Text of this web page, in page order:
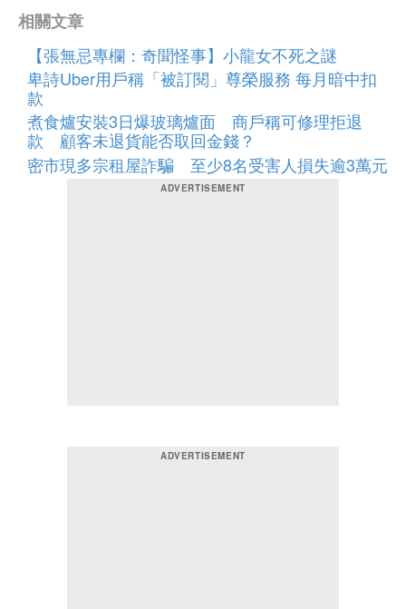
相關文章
【張無忌專欄：奇聞怪事】小龍女不死之謎
卑詩Uber用戶稱「被訂閱」尊榮服務 每月暗中扣
款
煮食爐安裝3日爆玻璃爐面 商戶稱可修理拒退
款 顧客未退貨能否取回金錢？
密市現多宗租屋詐騙 至少8名受害人損失逾3萬元